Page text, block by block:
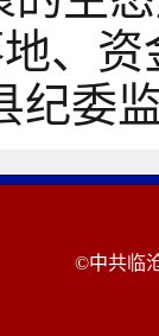
、
纪委
©中共临